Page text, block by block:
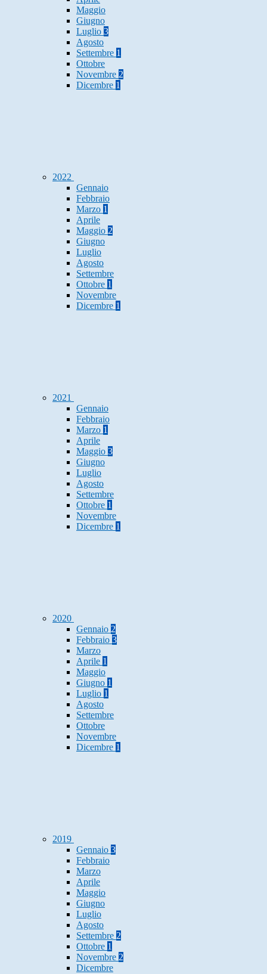
Maggio
Giugno
Luglio 3
Agosto
Settembre 1
Ottobre
Novembre 2
Dicembre 1
2022
Gennaio
Febbraio
Marzo 1
Aprile
Maggio 2
Giugno
Luglio
Agosto
Settembre
Ottobre 1
Novembre
Dicembre 1
2021
Gennaio
Febbraio
Marzo 1
Aprile
Maggio 3
Giugno
Luglio
Agosto
Settembre
Ottobre 1
Novembre
Dicembre 1
2020
Gennaio 2
Febbraio 3
Marzo
Aprile 1
Maggio
Giugno 1
Luglio 1
Agosto
Settembre
Ottobre
Novembre
Dicembre 1
2019
Gennaio 3
Febbraio
Marzo
Aprile
Maggio
Giugno
Luglio
Agosto
Settembre 2
Ottobre 1
Novembre 2
Dicembre